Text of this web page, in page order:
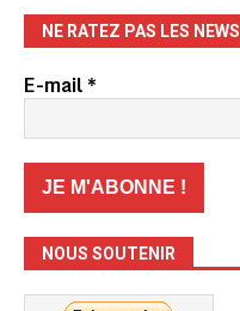
NE RATEZ PAS LES NEWS
E-mail*
NOUS SOUTENIR